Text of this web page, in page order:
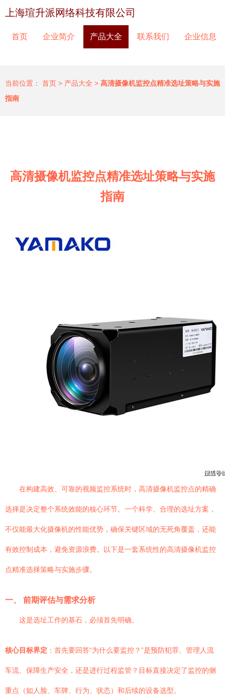
上海瑄升派网络科技有限公司
首页 企业简介 产品大全 联系我们 企业信息
当前位置： 首页 > 产品大全 > 高清摄像机监控点精准选址策略与实施
指南
高清摄像机监控点精准选址策略与实施
指南
在构建高效、可靠的视频监控系统时，高清摄像机监控点的精确
选择是决定整个系统效能的核心环节。一个科学、合理的选址方案，
不仅能最大化摄像机的性能优势，确保关键区域的无死角覆盖，还能
有效控制成本，避免资源浪费。以下是一套系统性的高清摄像机监控
点精准选择策略与实施步骤。
一、 前期评估与需求分析
这是选址工作的基石，必须首先明确。
核心目标界定 ：首先要回答“为什么要监控？”是预防犯罪、管理人流
车流、保障生产安全，还是进行过程监管？目标直接决定了监控的侧
重点（如人脸、车牌、行为、状态）和后续的设备选型。